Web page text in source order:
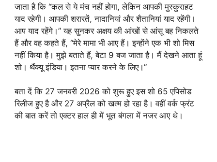
जाता है कि “कल से ये मंच नहीं होगा, लेकिन आपकी मुस्कुराहट
याद रहेगी। आपकी शरारतें, नादानियां और शैतानियां याद रहेंगी।
आप याद रहेंगे।” यह सुनकर अक्षय की आंखों से आंसू बह निकलते
हैं और वह कहते हैं, “मेरे मामा भी आए हैं। इन्होंने एक भी शो मिस
नहीं किया है। मुझे बताते हैं, बेटा 9 बज जाता है। मैं देखने आता हूं
शो। थैंक्यू इंडिया। इतना प्यार करने के लिए।”
बता दें कि 27 जनवरी 2026 को शुरू हुए इस शो 65 एपिसोड
रिलीज हुए है और 27 अप्रैल को खत्म हो रहा है। वहीं वर्क फ्रंट
की बात करें तो एक्टर हाल ही में भूत बंगला में नजर आए थे।